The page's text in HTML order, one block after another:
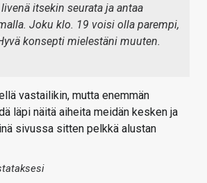
itsekin seurata ja antaa
Joku klo. 19 voisi olla parempi,
konsepti mielestäni muuten.
vastailikin, mutta enemmän
läpi näitä aiheita meidän kesken ja
sivussa sitten pelkkä alustan